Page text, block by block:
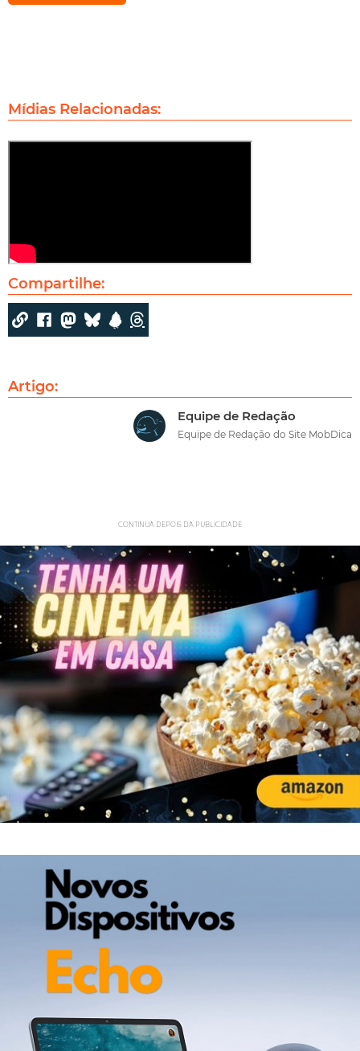
Mídias Relacionadas:
Compartilhe:
Artigo:
Equipe de Redação
Equipe de Redação do Site MobDica
CONTINUA DEPOIS DA PUBLICIDADE